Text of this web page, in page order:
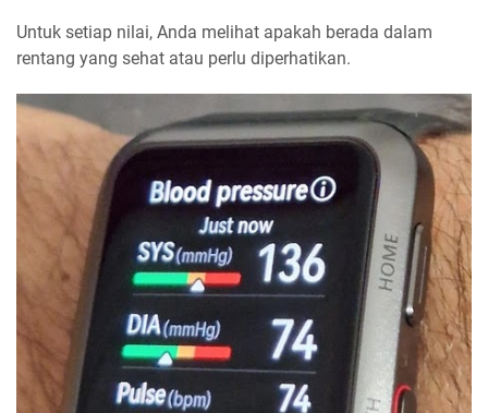
Untuk setiap nilai, Anda melihat apakah berada dalam
rentang yang sehat atau perlu diperhatikan.